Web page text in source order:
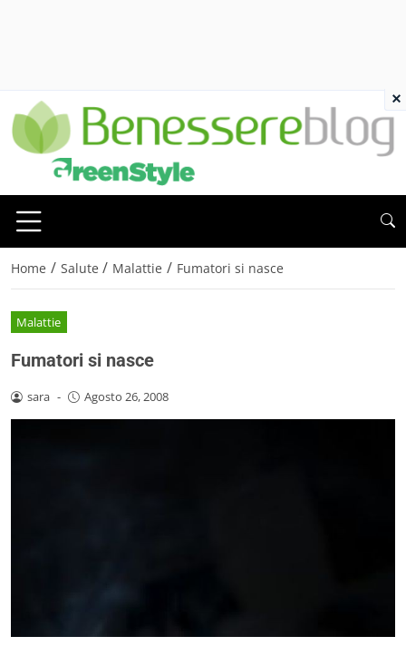
Home / Salute / Malattie / Fumatori si nasce
Malattie
Fumatori si nasce
sara - Agosto 26, 2008
×